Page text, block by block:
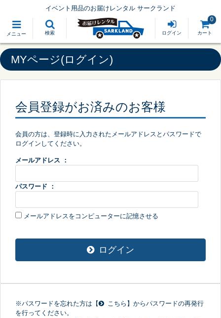
メニュー 検索
イベント用品のお届けレンタル サークランド
ログイン カート
0
MYページ(ログイン)
会員登録がお済みのお客様
会員の方は、登録時に入力されたメールアドレスとパスワードで
ログインしてください。
メールアドレス ：
パスワード ：
メールアドレスをコンピューターに記憶させる
ログイン
※パスワードを忘れた方は【 こちら 】からパスワードの再発行
を行ってください。